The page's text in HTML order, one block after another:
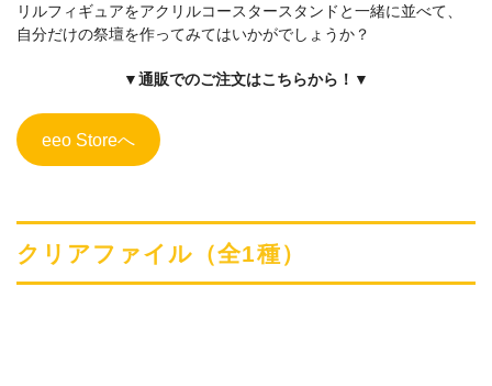
リルフィギュアをアクリルコースタースタンドと一緒に並べて、
自分だけの祭壇を作ってみてはいかがでしょうか？
▼通販でのご注文はこちらから！▼
eeo Storeへ
クリアファイル（全1種）